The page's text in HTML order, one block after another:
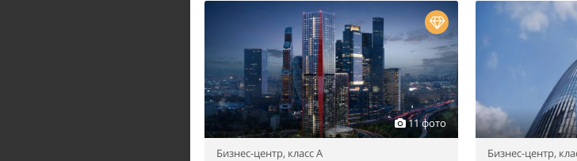
11 фото
Бизнес-центр, класс A Бизнес-центр,